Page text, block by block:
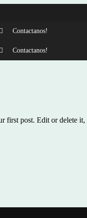
Contactanos!
Contactanos!
first post. Edit or delete